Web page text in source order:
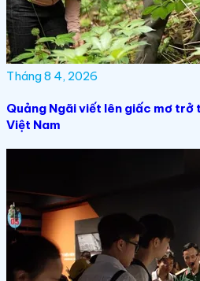
Tháng 8 4, 2026
Quảng Ngãi viết lên giấc mơ trở
Việt Nam